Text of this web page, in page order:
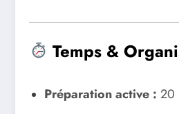
Temps &
Préparation active : 20